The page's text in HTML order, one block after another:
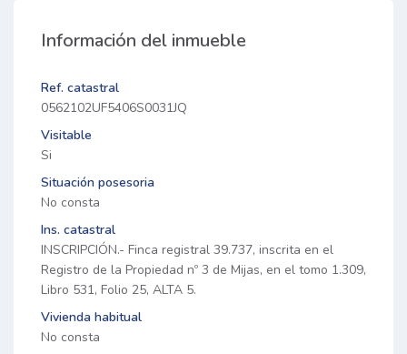
Información del inmueble
Ref. catastral
0562102UF5406S0031JQ
Visitable
Si
Situación posesoria
No consta
Ins. catastral
INSCRIPCIÓN.- Finca registral 39.737, inscrita en el
Registro de la Propiedad nº 3 de Mijas, en el tomo 1.309,
Libro 531, Folio 25, ALTA 5.
Vivienda habitual
No consta